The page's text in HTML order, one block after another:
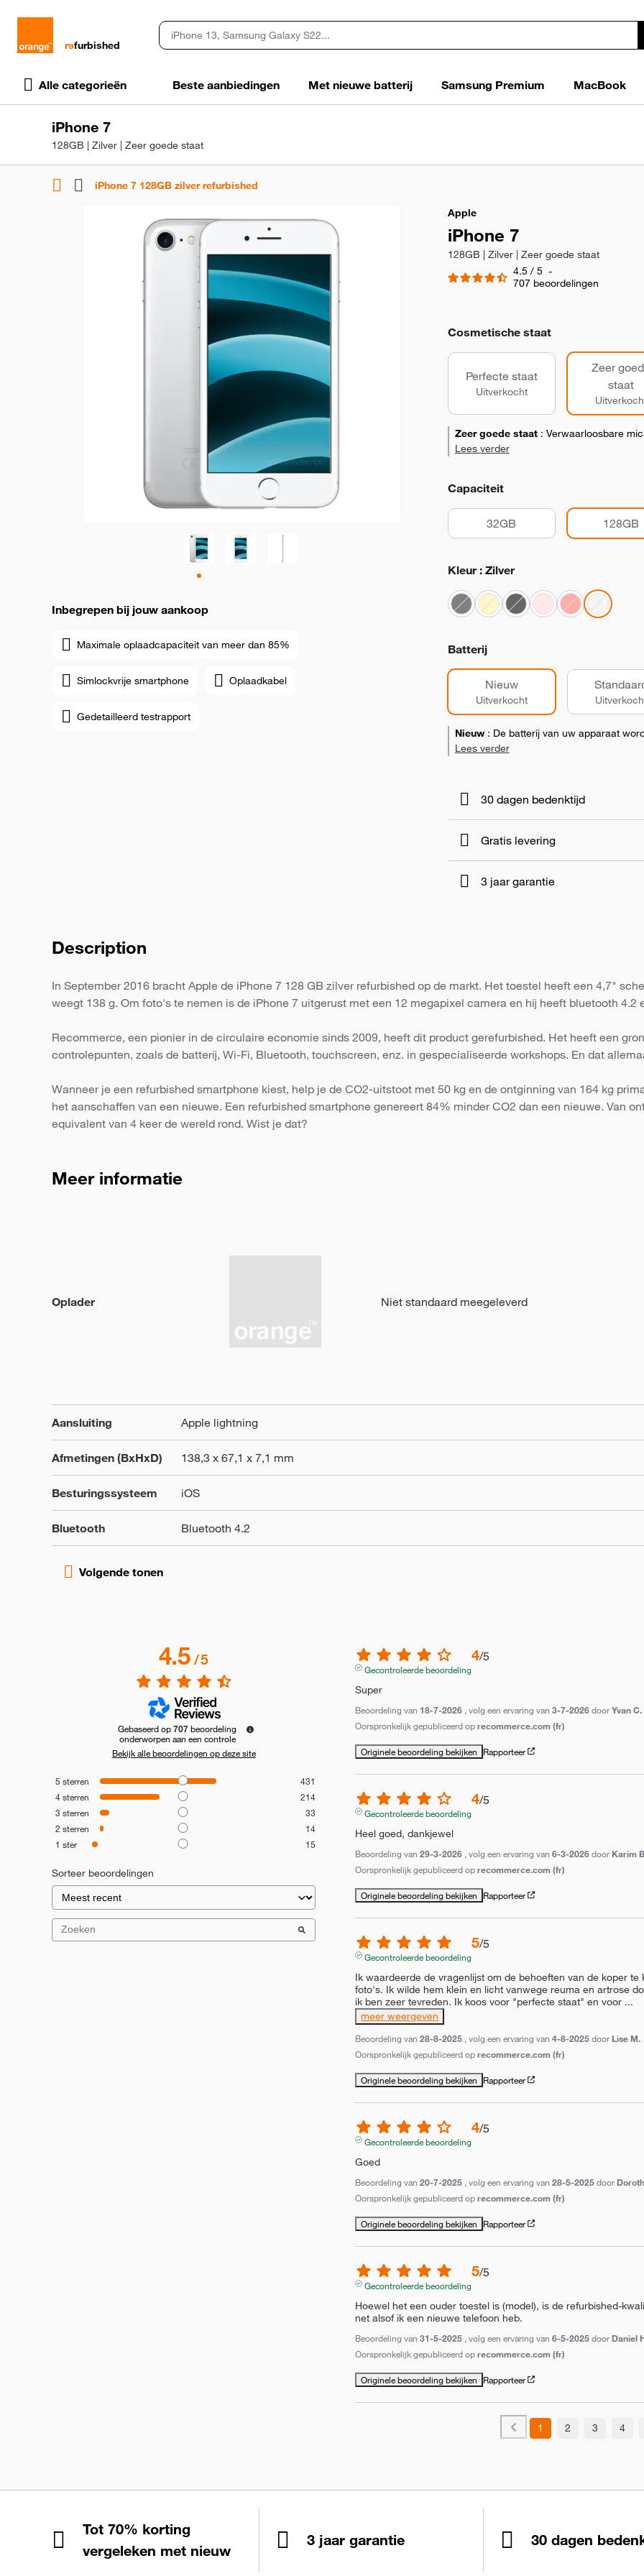
rɘfurbished
Alle categorieën Beste aanbiedingen Met nieuwe batterij Samsung Premium MacBook
iPhone 7
128GB | Zilver | Zeer goede staat
iPhone 7 128GB zilver refurbished
Apple
iPhone 7
128GB | Zilver | Zeer goede staat
4.5 / 5 -
707 beoordelingen
Inbegrepen bij jouw aankoop
Maximale oplaadcapaciteit van meer dan 85%
Simlockvrije smartphone Oplaadkabel
Gedetailleerd testrapport
Cosmetische staat
Perfecte staat
Uitverkocht
Zeer
staat
Zeer goede staat: Verwaarloosbare
Lees verder
Capaciteit
32GB 128GB
Kleur : Zilver
Batterij
Nieuw
Uitverkocht
Nieuw: De batterij van uw apparaat
Lees verder
30 dagen bedenktijd
Gratis levering
3 jaar garantie
Description
In September 2016 bracht Apple de iPhone 7 128 GB zilver refurbished op de markt. Het toestel heeft een 4,7"
weegt 138 g. Om foto's te nemen is de iPhone 7 uitgerust met een 12 megapixel camera en hij heeft bluetooth 4.2
Recommerce, een pionier in de circulaire economie sinds 2009, heeft dit product gerefurbished. Het heeft een
controlepunten, zoals de batterij, Wi-Fi, Bluetooth, touchscreen, enz. in gespecialiseerde workshops. En dat
Wanneer je een refurbished smartphone kiest, help je de CO2-uitstoot met 50 kg en de ontginning van 164 kg
het aanschaffen van een nieuwe. Een refurbished smartphone genereert 84% minder CO2 dan een nieuwe. Van
equivalent van 4 keer de wereld rond. Wist je dat?
Meer informatie
Oplader Niet standaard meegeleverd
Aansluiting Apple lightning
Afmetingen (BxHxD) 138,3 x 67,1 x 7,1 mm
Besturingssysteem iOS
Bluetooth Bluetooth 4.2
4.5/5
Gebaseerd op707beoordeling
onderworpen aan een controle
Bekijk alle beoordelingen op deze site
5 sterren
431
4sterren
214
3 sterren
33
2 sterren
14
1 ster 15
Sorteer beoordelingen
4/5
Gecontroleerde beoordeling
Super
Beoordeling van 18-7-2026 , volg een ervaring van3-7-2026 doorYvan C.
Oorspronkelijk gepubliceerd oprecommerce.com (fr)
Originele beoordeling bekijken Rapporteer
4/5
Gecontroleerde beoordeling
Heel goed, dankjewel
Beoordeling van29-3-2026 , volg een ervaring van6-3-2026 door Karim
Oorspronkelijk gepubliceerd oprecommerce.com (fr)
Originele beoordeling bekijken Rapporteer
5/5
Gecontroleerde beoordeling
Ik waardeerde de vragenlijst om de behoeften van de koper
foto's. Ik wilde hem klein en licht vanwege reuma en artrose
ik ben zeer tevreden. Ik koos voor "perfecte staat" en voor ...
meer weergeven
Beoordeling van28-8-2025 , volg een ervaring van4-8-2025 door Lise M.
Oorspronkelijk gepubliceerd oprecommerce.com (fr)
Originele beoordeling bekijken Rapporteer
4/5
Gecontroleerde beoordeling
Goed
Beoordeling van20-7-2025 , volg een ervaring van28-5-2025 door
Oorspronkelijk gepubliceerd oprecommerce.com (fr)
Originele beoordeling bekijken Rapporteer
5/5
Gecontroleerde beoordeling
Hoewel het een ouder toestel is (model), is de refurbished-
net alsof ik een nieuwe telefoon heb.
Beoordeling van31-5-2025 , volg een ervaring van6-5-2025 door Daniel
Oorspronkelijk gepubliceerd oprecommerce.com (fr)
Originele beoordeling bekijken Rapporteer
1 2 3 4
Tot 70% korting
vergeleken met nieuw
3 jaar garantie 30 dagen